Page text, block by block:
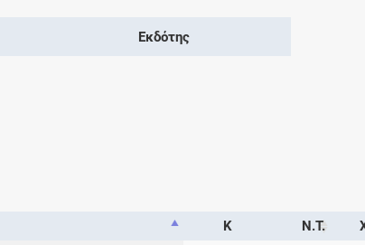
Εκδότης
Κ Ν.Τ.